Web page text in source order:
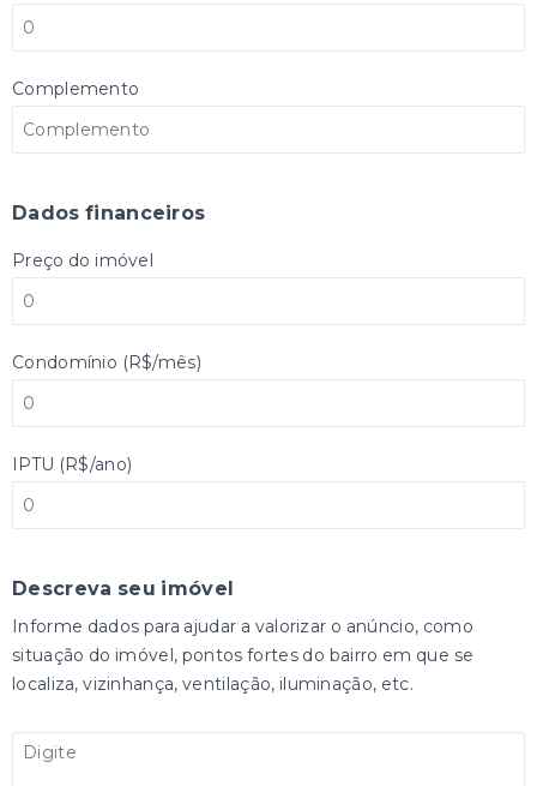
Complemento
Dados financeiros
Preço do imóvel
Condomínio (R$/mês)
IPTU (R$/ano)
Descreva seu imóvel
Informe dados para ajudar a valorizar o anúncio, como
situação do imóvel, pontos fortes do bairro em que se
localiza, vizinhança, ventilação, iluminação, etc.